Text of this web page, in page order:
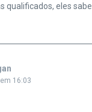
qualificados, eles
16:03